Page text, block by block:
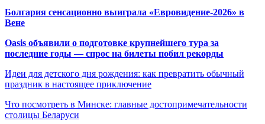
Болгария сенсационно выиграла «Евровидение-2026» в
Вене
Oasis объявили о подготовке крупнейшего тура за
последние годы — спрос на билеты побил рекорды
Идеи для детского дня рождения: как превратить обычный
праздник в настоящее приключение
Что посмотреть в Минске: главные достопримечательности
столицы Беларуси